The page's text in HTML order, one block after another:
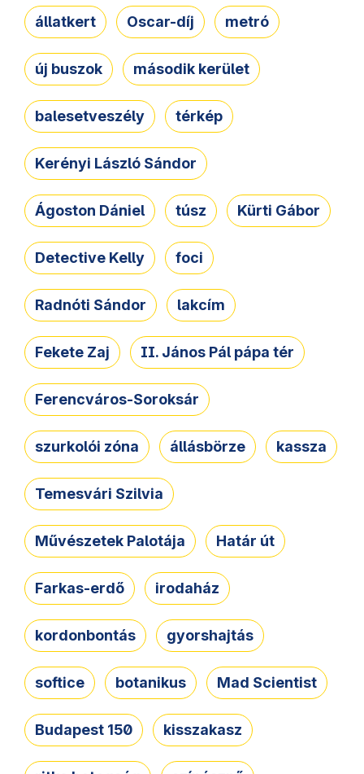
állatkert Oscar-díj metró
új buszok második kerület
balesetveszély térkép
Kerényi László Sándor
Ágoston Dániel túsz Kürti Gábor
Detective Kelly foci
Radnóti Sándor lakcím
Fekete Zaj II. János Pál pápa tér
Ferencváros-Soroksár
szurkolói zóna állásbörze kassza
Temesvári Szilvia
Művészetek Palotája Határ út
Farkas-erdő irodaház
kordonbontás gyorshajtás
softice botanikus Mad Scientist
Budapest 150 kisszakasz